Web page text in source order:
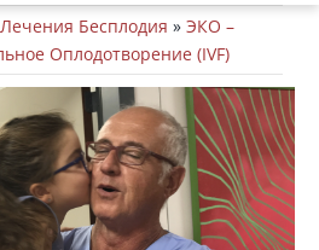
Бесплодия » ЭКО –
Оплодотворение (IVF)